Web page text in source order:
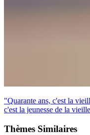
"Quarante ans, c'est la
c'est la jeunesse de la
Thèmes Similaires